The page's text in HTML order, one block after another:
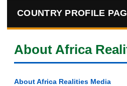
COUNTRY PROFILE
About Africa
About Africa Realities Media